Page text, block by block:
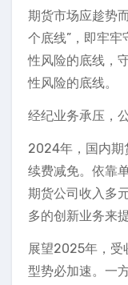
期货市场应趁势
个底线”，即牢
性风险的底线，
性风险的底线。
经纪业务承压，
2024年，国内期
续费减免。依靠
期货公司收入多
多的创新业务来
展望2025年，受
型势必加速。一